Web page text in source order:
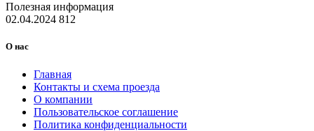
Полезная информация
02.04.2024 812
О нас
Главная
Контакты и схема проезда
О компании
Пользовательское соглашение
Политика конфиденциальности